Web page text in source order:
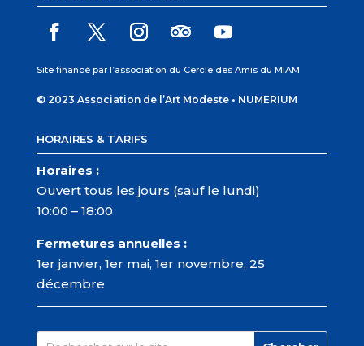
Site financé par l’association du Cercle des Amis du MIAM
© 2023 Association de l’Art Modeste • NUMERIUM
HORAIRES & TARIFS
Horaires :
Ouvert tous les jours (sauf le lundi)
10:00 – 18:00
Fermetures annuelles :
1er janvier, 1er mai, 1er novembre, 25
décembre